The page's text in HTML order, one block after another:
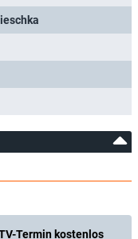
Termin kostenlos